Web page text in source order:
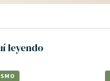
leyendo